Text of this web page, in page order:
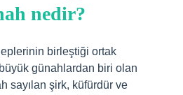
nedir?
birleştiği ortak
günahlardan biri olan
sayılan şirk, küfürdür ve